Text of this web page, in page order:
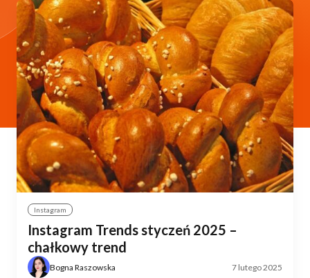
Instagram
Instagram Trends styczeń 2025 –
chałkowy trend
Bogna Raszowska 7 lutego 2025